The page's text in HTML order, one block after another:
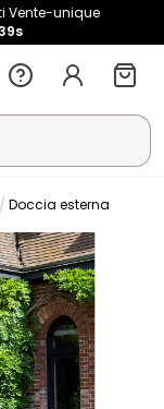
Vente-unique
Doccia esterna